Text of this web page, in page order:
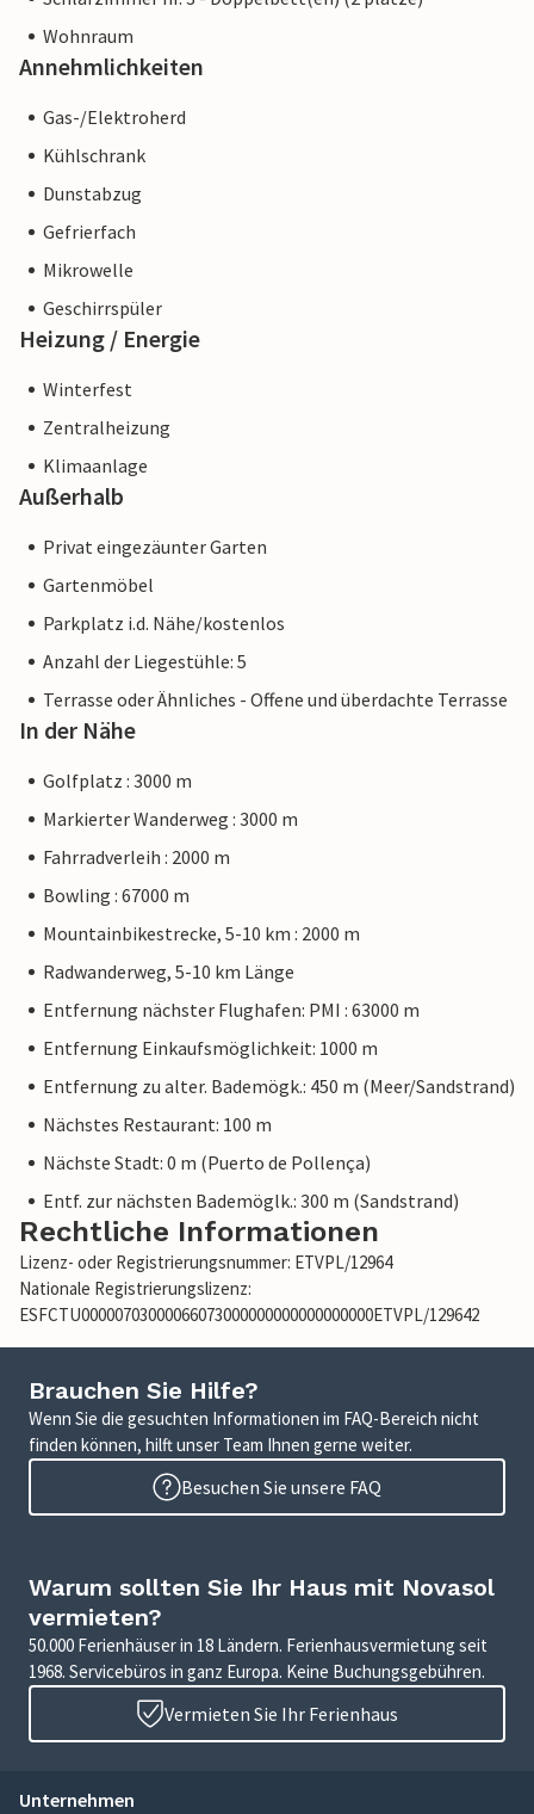
Wohnraum
Annehmlichkeiten
Gas-/Elektroherd
Kühlschrank
Dunstabzug
Gefrierfach
Mikrowelle
Geschirrspüler
Heizung / Energie
Winterfest
Zentralheizung
Klimaanlage
Außerhalb
Privat eingezäunter Garten
Gartenmöbel
Parkplatz i.d. Nähe/kostenlos
Anzahl der Liegestühle: 5
Terrasse oder Ähnliches - Offene und überdachte Terrasse
In der Nähe
Golfplatz : 3000 m
Markierter Wanderweg : 3000 m
Fahrradverleih : 2000 m
Bowling : 67000 m
Mountainbikestrecke, 5-10 km : 2000 m
Radwanderweg, 5-10 km Länge
Entfernung nächster Flughafen: PMI : 63000 m
Entfernung Einkaufsmöglichkeit: 1000 m
Entfernung zu alter. Bademögk.: 450 m (Meer/Sandstrand)
Nächstes Restaurant: 100 m
Nächste Stadt: 0 m (Puerto de Pollença)
Entf. zur nächsten Bademöglk.: 300 m (Sandstrand)
Rechtliche Informationen
Lizenz- oder Registrierungsnummer: ETVPL/12964
Nationale Registrierungslizenz:
ESFCTU00000703000066073000000000000000000ETVPL/129642
Brauchen Sie Hilfe?
Wenn Sie die gesuchten Informationen im FAQ-Bereich nicht
finden können, hilft unser Team Ihnen gerne weiter.
Besuchen Sie unsere FAQ
Warum sollten Sie Ihr Haus mit Novasol
vermieten?
50.000 Ferienhäuser in 18 Ländern. Ferienhausvermietung seit
1968. Servicebüros in ganz Europa. Keine Buchungsgebühren.
Vermieten Sie Ihr Ferienhaus
Unternehmen